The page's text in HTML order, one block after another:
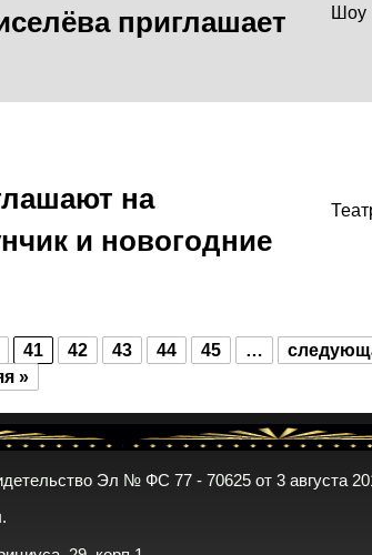
приглашает
Шоу
на
и новогодние
41 42 43 44 45 …
»
Эл № ФС 77 - 70625 от 3 августа